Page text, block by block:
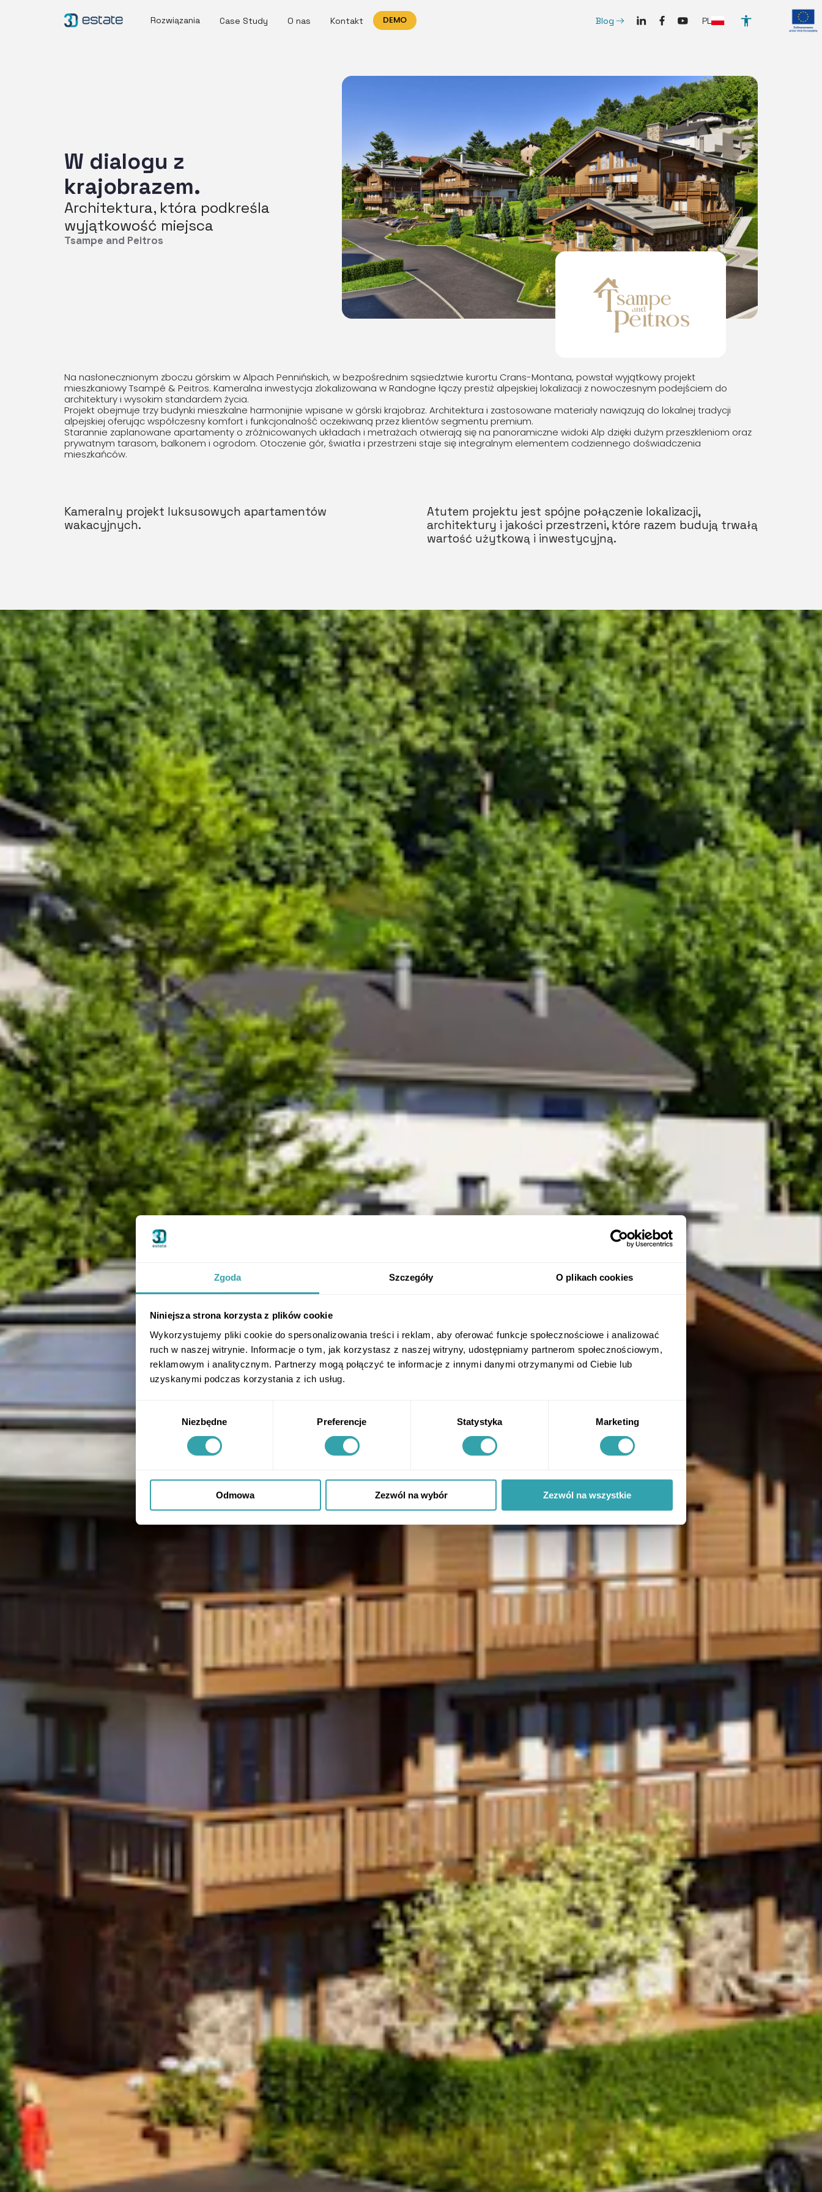
Zgoda Szczegóły O plikach cookies
Niniejsza strona korzysta z plików cookie
Wykorzystujemy pliki cookie do spersonalizowania treści i reklam, aby oferować funkcje społecznościowe i analizować
ruch w naszej witrynie. Informacje o tym, jak korzystasz z naszej witryny, udostępniamy partnerom społecznościowym,
reklamowym i analitycznym. Partnerzy mogą połączyć te informacje z innymi danymi otrzymanymi od Ciebie lub
uzyskanymi podczas korzystania z ich usług.
Wybór
zgody
Niezbędne Preferencje Statystyka Marketing
Odmowa Zezwól na wybór Zezwól na wszystkie
Rozwiązania Case Study O nas Kontakt DEMO Blog ArrowRightLong SocialLinkedIn SocialFacebook SocialYoutube PL
W dialogu z
krajobrazem.
Architektura, która podkreśla
wyjątkowość miejsca
Tsampe and Peitros
Na nasłonecznionym zboczu górskim w Alpach Pennińskich, w bezpośrednim sąsiedztwie kurortu Crans-Montana, powstał wyjątkowy projekt
mieszkaniowy Tsampé & Peitros. Kameralna inwestycja zlokalizowana w Randogne łączy prestiż alpejskiej lokalizacji z nowoczesnym podejściem do
architektury i wysokim standardem życia.
Projekt obejmuje trzy budynki mieszkalne harmonijnie wpisane w górski krajobraz. Architektura i zastosowane materiały nawiązują do lokalnej tradycji
alpejskiej oferując współczesny komfort i funkcjonalność oczekiwaną przez klientów segmentu premium.
Starannie zaplanowane apartamenty o zróżnicowanych układach i metrażach otwierają się na panoramiczne widoki Alp dzięki dużym przeszkleniom oraz
prywatnym tarasom, balkonem i ogrodom. Otoczenie gór, światła i przestrzeni staje się integralnym elementem codziennego doświadczenia
mieszkańców.
Kameralny projekt luksusowych apartamentów
wakacyjnych.
Atutem projektu jest spójne połączenie lokalizacji,
architektury i jakości przestrzeni, które razem budują trwałą
wartość użytkową i inwestycyjną.